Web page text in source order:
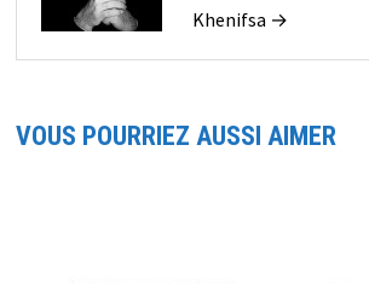
Khenifsa →
VOUS POURRIEZ AUSSI AIMER